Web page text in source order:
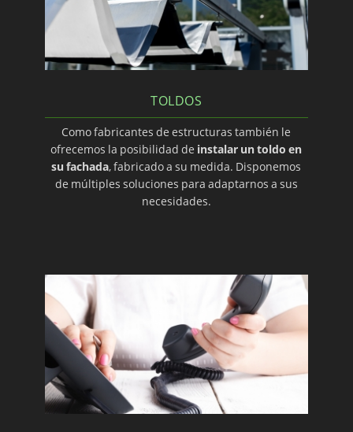
TOLDOS
Como fabricantes de estructuras también le
ofrecemos la posibilidad de instalar un toldo en
su fachada, fabricado a su medida. Disponemos
de múltiples soluciones para adaptarnos a sus
necesidades.